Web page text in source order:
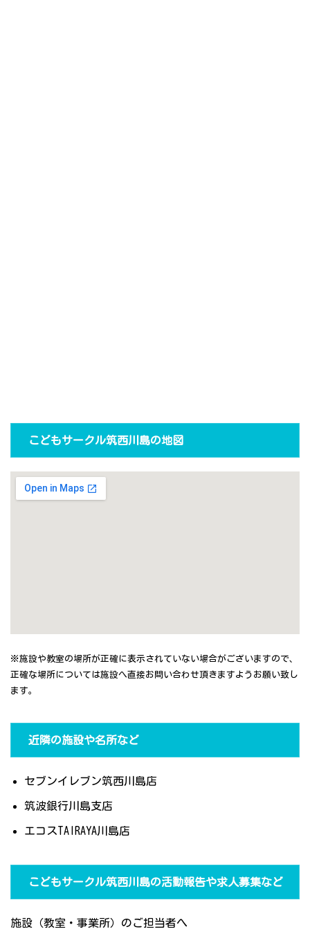
こどもサークル筑西川島の地図
※施設や教室の場所が正確に表示されていない場合がございますので、
正確な場所については施設へ直接お問い合わせ頂きますようお願い致し
ます。
近隣の施設や名所など
セブンイレブン筑西川島店
筑波銀行川島支店
エコスTAIRAYA川島店
こどもサークル筑西川島の活動報告や求人募集など
施設（教室・事業所）のご担当者へ